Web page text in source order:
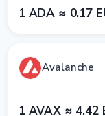
1 ADA ≈ 0.17
Avalanche
1 AVAX ≈ 4.42